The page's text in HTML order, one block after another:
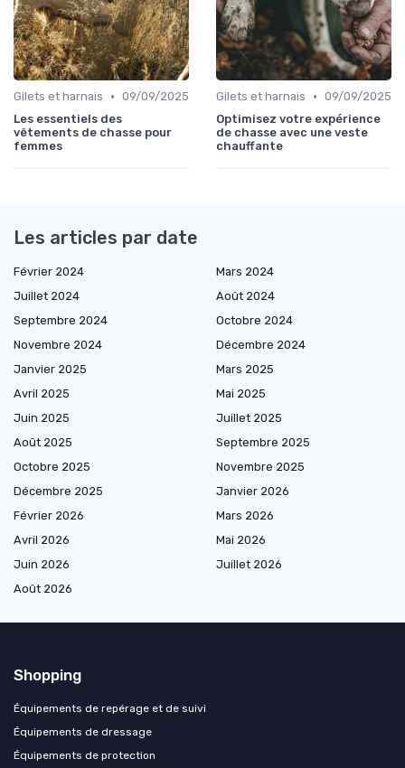
Gilets et harnais • 09/09/2025
Les essentiels des
vêtements de chasse pour
femmes
Gilets et harnais • 09/09/2025
Optimisez votre expérience
de chasse avec une veste
chauffante
Les articles par date
Février 2024
Mars 2024
Juillet 2024
Août 2024
Septembre 2024
Octobre 2024
Novembre 2024
Décembre 2024
Janvier 2025
Mars 2025
Avril 2025
Mai 2025
Juin 2025
Juillet 2025
Août 2025
Septembre 2025
Octobre 2025
Novembre 2025
Décembre 2025
Janvier 2026
Février 2026
Mars 2026
Avril 2026
Mai 2026
Juin 2026
Juillet 2026
Août 2026
Shopping
Équipements de repérage et de suivi
Équipements de dressage
Équipements de protection